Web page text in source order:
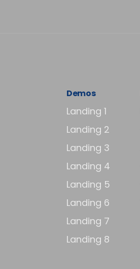
Demos
Landing 1
Landing 2
Landing 3
Landing 4
Landing 5
Landing 6
Landing 7
Landing 8